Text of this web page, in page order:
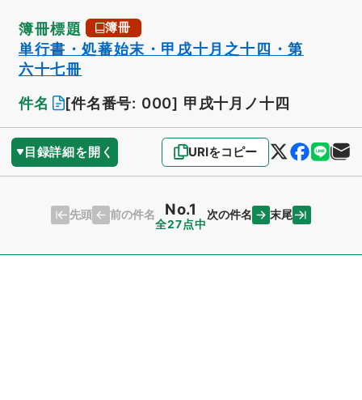
簿冊標題 簿冊
単行書・処蕃始末・甲戌十月之十四・第
六十七冊
件名
[件名番号: 000] 甲戌十月ノ十四
目録詳細を開く URIをコピー
先頭 前の件名 No.1
全27点中
次の件名 末尾